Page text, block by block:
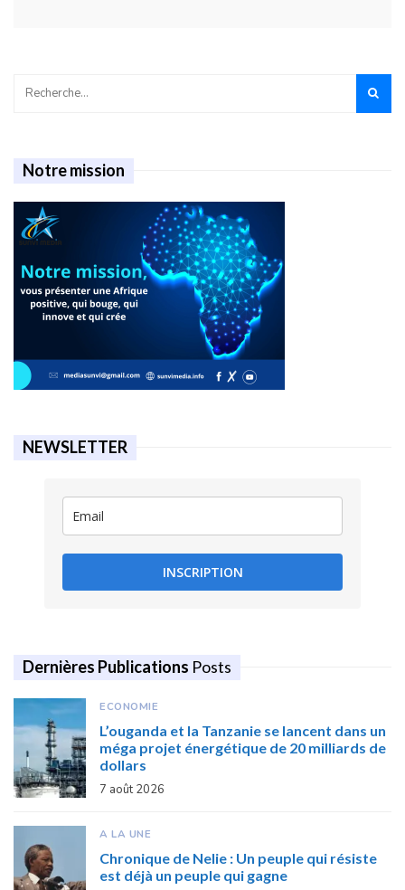
Notre mission
NEWSLETTER
INSCRIPTION
Dernières Publications Posts
ECONOMIE
L’ouganda et la Tanzanie se lancent dans un
méga projet énergétique de 20 milliards de
dollars
7 août 2026
A LA UNE
Chronique de Nelie : Un peuple qui résiste
est déjà un peuple qui gagne